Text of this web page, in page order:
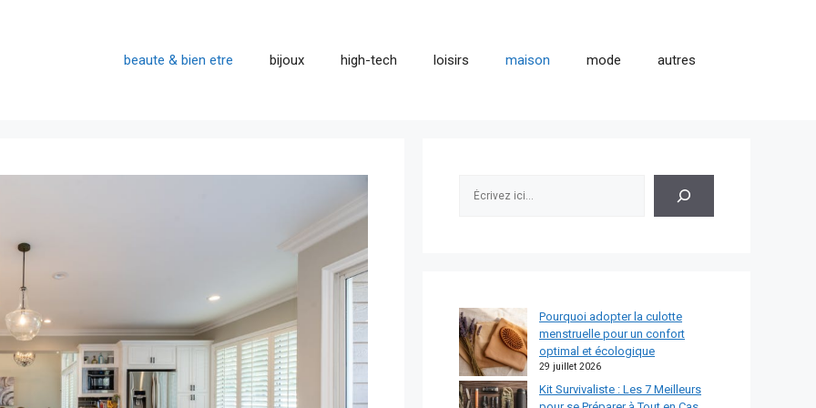
beaute & bien etre bijoux high-tech loisirs maison mode autres
Pourquoi adopter la culotte
menstruelle pour un confort
optimal et écologique
29 juillet 2026
Kit Survivaliste : Les 7 Meilleurs